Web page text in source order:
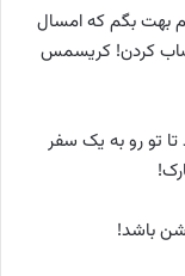
بهت بگم که امسال
کردن! کریسمس
تا تو رو به یک سفر
باشد!